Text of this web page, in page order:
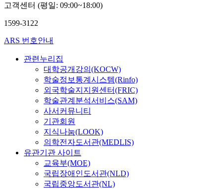
고객센터 (평일: 09:00~18:00)
1599-3122
ARS 번호안내
관련누리집
대학공개강의(KOCW)
학술정보통계시스템(Rinfo)
외국학술지지원센터(FRIC)
학술관계분석서비스(SAM)
사서커뮤니티
기관회원
지식나눔(LOOK)
의학전자도서관(MEDLIS)
유관기관 사이트
교육부(MOE)
국립장애인도서관(NLD)
국립중앙도서관(NL)